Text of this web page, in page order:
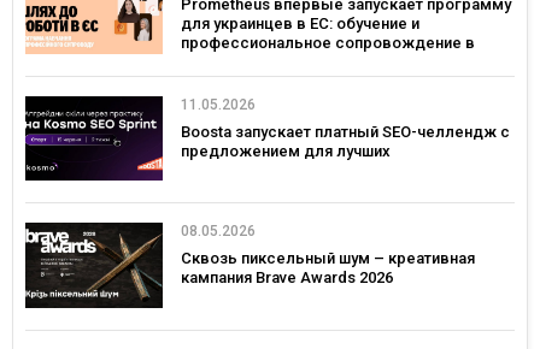
Prometheus впервые запускает программу
для украинцев в ЕС: обучение и
профессиональное сопровождение в
11.05.2026
Boosta запускает платный SEO-челлендж с
предложением для лучших
08.05.2026
Сквозь пиксельный шум – креативная
кампания Brave Awards 2026